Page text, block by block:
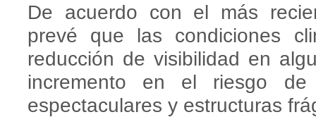
De acuerdo con el más
prevé que las condiciones
reducción de visibilidad en
incremento en el riesgo
espectaculares y estructuras